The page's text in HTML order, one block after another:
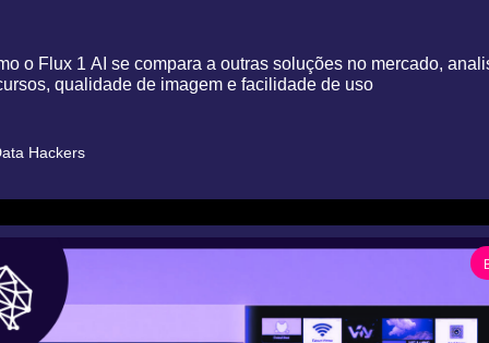
o Flux 1 AI se compara a outras soluções no mercado,
qualidade de imagem e facilidade de uso
Hackers